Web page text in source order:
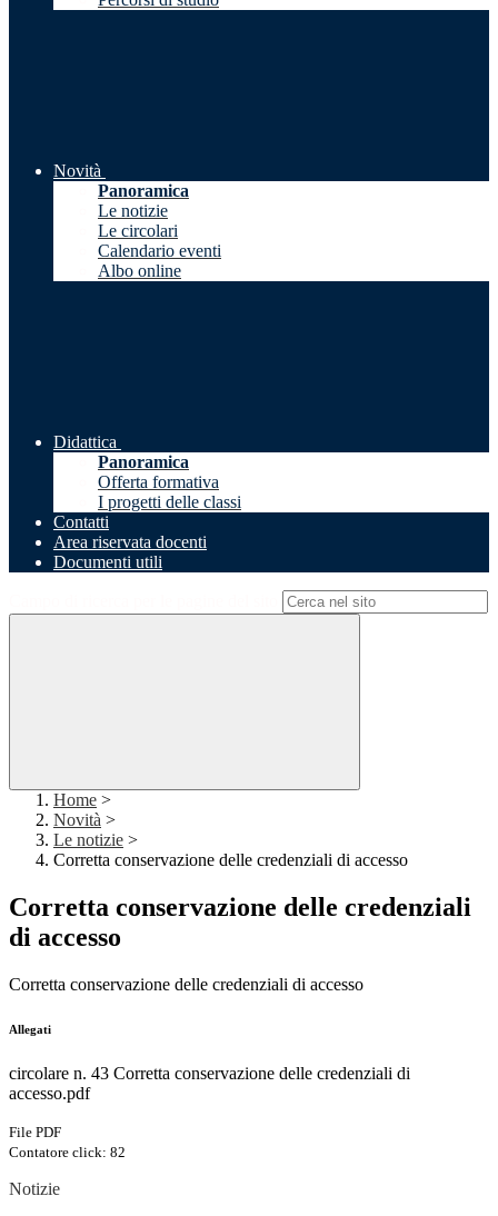
Novità
Panoramica
Le notizie
Le circolari
Calendario eventi
Albo online
Didattica
Panoramica
Offerta formativa
I progetti delle classi
Contatti
Area riservata docenti
Documenti utili
Home >
Novità >
Le notizie >
Corretta conservazione delle credenziali di accesso
Corretta conservazione delle credenziali
di accesso
Corretta conservazione delle credenziali di accesso
Allegati
circolare n. 43 Corretta conservazione delle credenziali di
accesso.pdf
File PDF
Contatore click: 82
Notizie